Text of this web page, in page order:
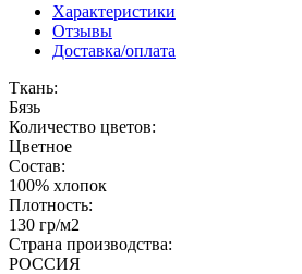
Характеристики
Отзывы
Доставка/оплата
Ткань:
Бязь
Количество цветов:
Цветное
Состав:
100% хлопок
Плотность:
130 гр/м2
Страна производства:
РОССИЯ